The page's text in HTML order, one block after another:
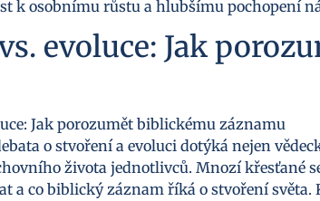
k osobnímu růstu a hlubšímu pochopení
evoluce: Jak
o stvoření a evoluci dotýká nejen
života jednotlivců. Mnozí křesťané
a co biblický záznam říká o stvoření